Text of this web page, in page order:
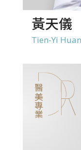
黃天儀
Tien-Yi
醫美專業